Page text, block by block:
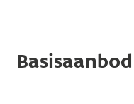
Basisaanbod